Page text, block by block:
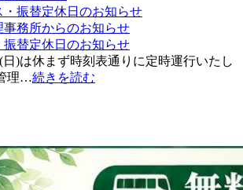
事務所からのお知らせ
替定休日のお知らせ
日)は休まず時刻表通りに定時運行いたし
理…続きを読む